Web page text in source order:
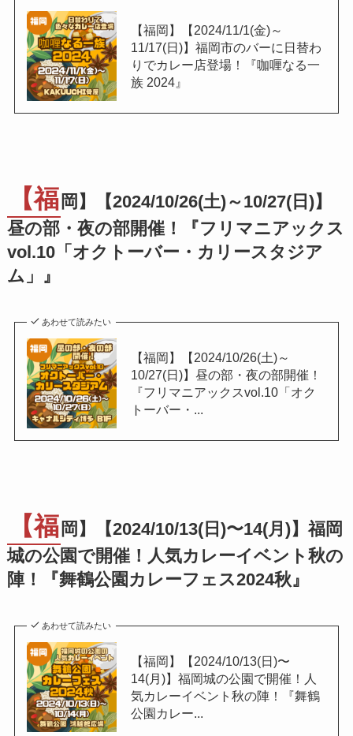
【福岡】【2024/11/1(金)～
11/17(日)】福岡市のバーに日替わ
りでカレー店登場！『咖喱なる一
族 2024』
【福 岡】【2024/10/26(土)～10/27(日)】
昼の部・夜の部開催！『フリマニアックス
vol.10「オクトーバー・カリースタジア
ム」』
あわせて読みたい
【福岡】【2024/10/26(土)～
10/27(日)】昼の部・夜の部開催！
『フリマニアックスvol.10「オク
トーバー・...
【福 岡】【2024/10/13(日)〜14(月)】福岡
城の公園で開催！人気カレーイベント秋の
陣！『舞鶴公園カレーフェス2024秋』
あわせて読みたい
【福岡】【2024/10/13(日)〜
14(月)】福岡城の公園で開催！人
気カレーイベント秋の陣！『舞鶴
公園カレー...